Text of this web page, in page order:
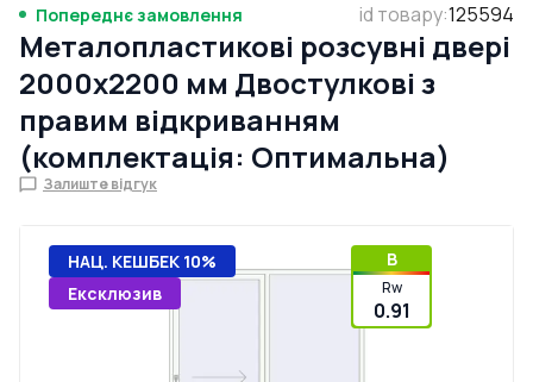
Попереднє замовлення id товару:125594
Металопластикові розсувні двері
2000x2200 мм Двостулкові з
правим відкриванням
(комплектація: Оптимальна)
Залиште відгук
НАЦ. КЕШБЕК 10%
Ексклюзив
B
Rw
0.91